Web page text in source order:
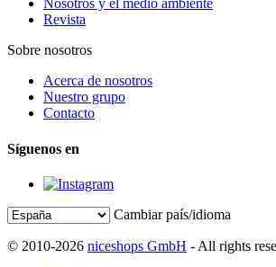
Nosotros y el medio ambiente
Revista
Sobre nosotros
Acerca de nosotros
Nuestro grupo
Contacto
Síguenos en
Cambiar país/idioma
© 2010-2026 niceshops GmbH - All rights